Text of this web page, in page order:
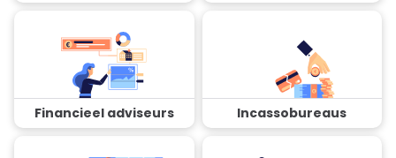
Financieel adviseurs Incassobureaus